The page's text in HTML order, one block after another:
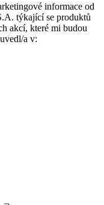
informace od
týkající se produktů
akcí, které mi budou
a v: